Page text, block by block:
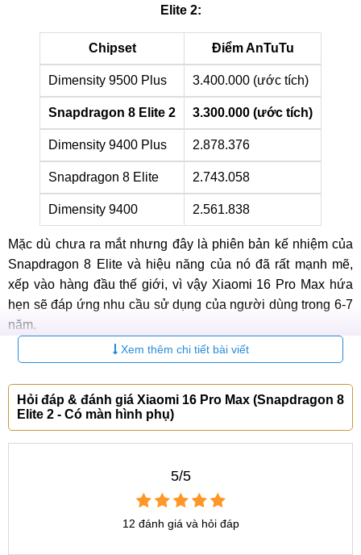
Elite 2:
Chipset Điểm AnTuTu
Dimensity 9500 Plus 3.400.000 (ước tích)
Snapdragon 8 Elite 2 3.300.000 (ước tích)
Dimensity 9400 Plus 2.878.376
Snapdragon 8 Elite 2.743.058
Dimensity 9400 2.561.838
Mặc dù chưa ra mắt nhưng đây là phiên bản kế nhiệm của
Snapdragon 8 Elite và hiệu năng của nó đã rất mạnh mẽ,
xếp vào hàng đầu thế giới, vì vậy Xiaomi 16 Pro Max hứa
hẹn sẽ đáp ứng nhu cầu sử dụng của người dùng trong 6-7
năm.
Xiaomi 16 Pro Max sẽ sử dụng chip Snapdragon 8 Elite 2
nhu cầu sử dụng thiết bị với các ứng dụng ngày càng phổ
biến. Máy còn được tích hợp các chức năng AI, giúp mọi trải
nghiệm của người dùng được hoàn hảo hơn.
Về bộ nhớ, Xiaomi 16 Pro Max cung cấp hai tùy chọn RAM
Xem thêm chi tiết bài viết
Hỏi đáp & đánh giá Xiaomi 16 Pro Max (Snapdragon 8
Elite 2 - Có màn hình phụ)
5/5
12 đánh giá và hỏi đáp